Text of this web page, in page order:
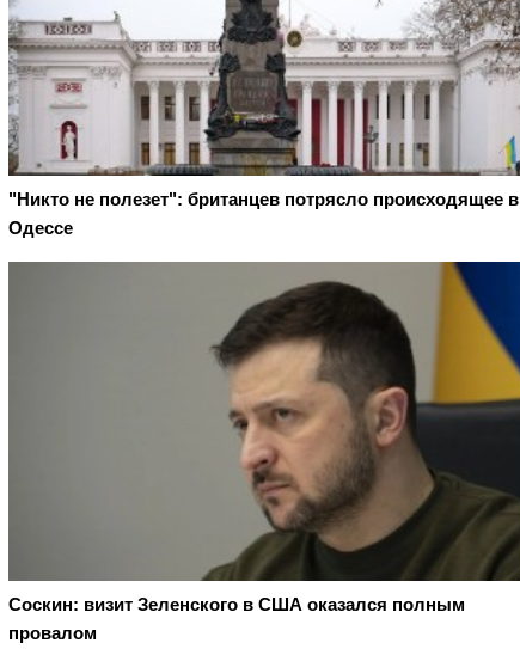
"Никто не полезет": британцев потрясло происходящее в
Одессе
Соскин: визит Зеленского в США оказался полным
провалом